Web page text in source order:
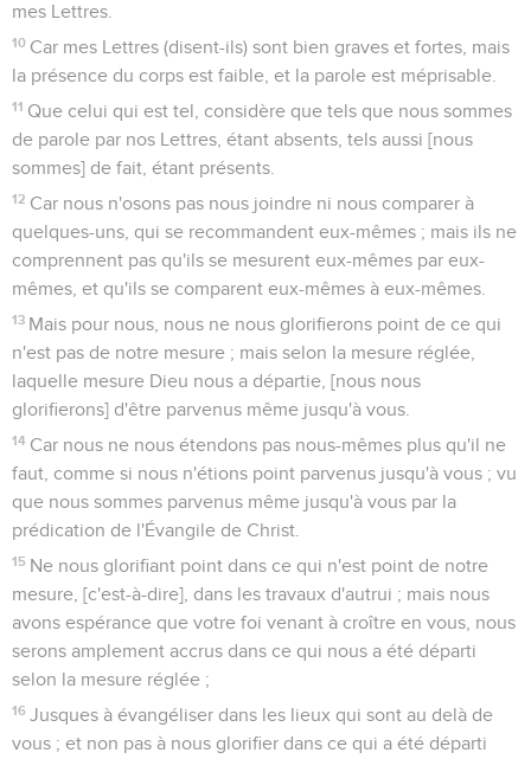
mes Lettres.
10 Car mes Lettres (disent-ils) sont bien graves et fortes, mais
la présence du corps est faible, et la parole est méprisable.
11 Que celui qui est tel, considère que tels que nous sommes
de parole par nos Lettres, étant absents, tels aussi [nous
sommes] de fait, étant présents.
12 Car nous n'osons pas nous joindre ni nous comparer à
quelques-uns, qui se recommandent eux-mêmes ; mais ils ne
comprennent pas qu'ils se mesurent eux-mêmes par eux-
mêmes, et qu'ils se comparent eux-mêmes à eux-mêmes.
13 Mais pour nous, nous ne nous glorifierons point de ce qui
n'est pas de notre mesure ; mais selon la mesure réglée,
laquelle mesure Dieu nous a départie, [nous nous
glorifierons] d'être parvenus même jusqu'à vous.
14 Car nous ne nous étendons pas nous-mêmes plus qu'il ne
faut, comme si nous n'étions point parvenus jusqu'à vous ; vu
que nous sommes parvenus même jusqu'à vous par la
prédication de l'Évangile de Christ.
15 Ne nous glorifiant point dans ce qui n'est point de notre
mesure, [c'est-à-dire], dans les travaux d'autrui ; mais nous
avons espérance que votre foi venant à croître en vous, nous
serons amplement accrus dans ce qui nous a été départi
selon la mesure réglée ;
16 Jusques à évangéliser dans les lieux qui sont au delà de
vous ; et non pas à nous glorifier dans ce qui a été départi